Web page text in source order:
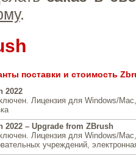
.
поставки и стоимость
2022
Лицензия для Windows/
2022 – Upgrade from ZBrush
Лицензия для Windows/
учреждений,